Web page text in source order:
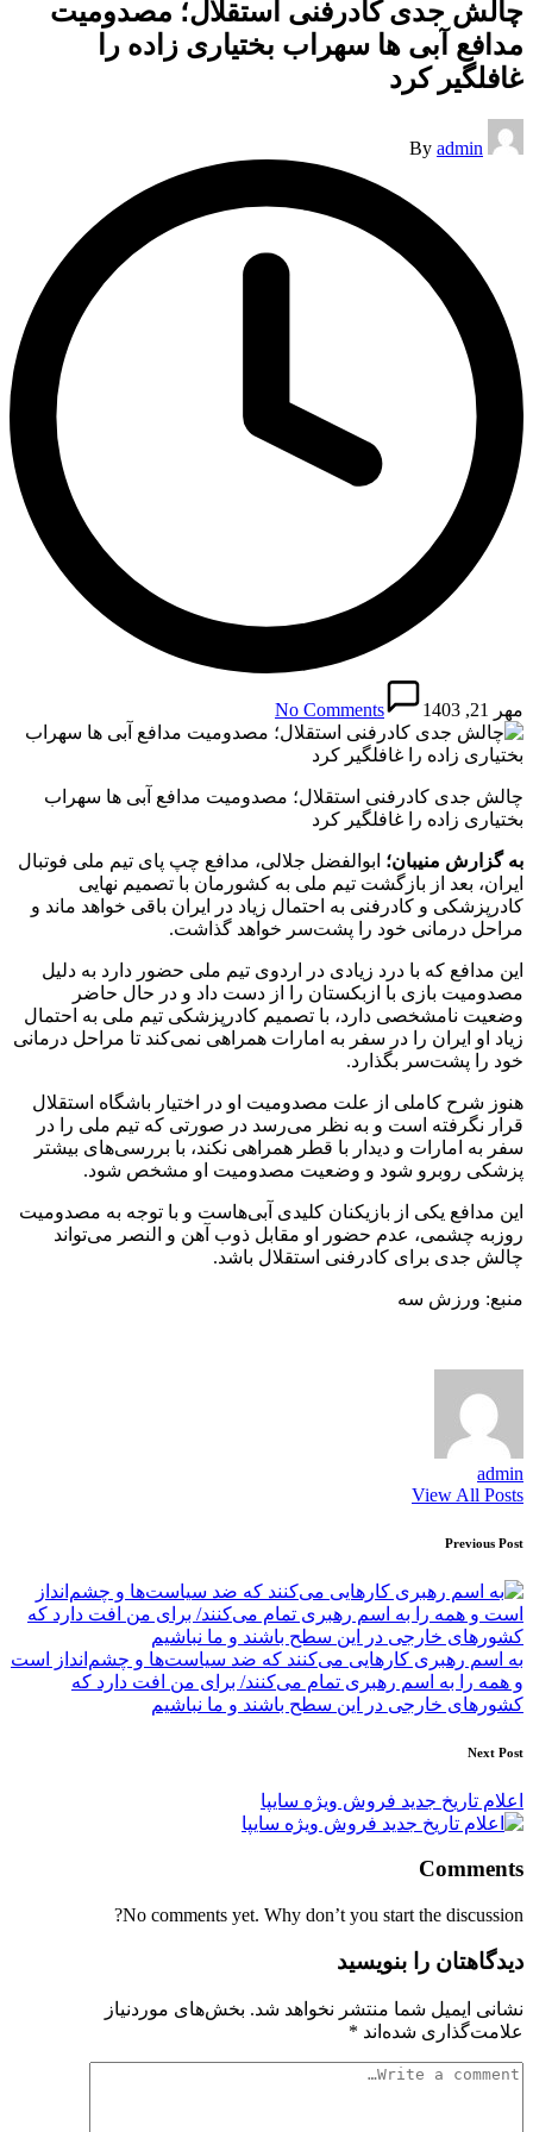
چالش جدی کادرفنی استقلال؛ مصدومیت
مدافع آبی ها سهراب بختیاری زاده را
غافلگیر کرد
Posted
by
By admin
مهر 21, 1403 No Comments
چالش جدی کادرفنی استقلال؛ مصدومیت مدافع آبی ها سهراب
بختیاری زاده را غافلگیر کرد
به گزارش منیبان؛ ابوالفضل جلالی، مدافع چپ پای تیم ملی فوتبال
ایران، بعد از بازگشت تیم ملی به کشورمان با تصمیم نهایی
کادرپزشکی و کادرفنی به احتمال زیاد در ایران باقی خواهد ماند و
مراحل درمانی خود را پشت‌سر خواهد گذاشت.
این مدافع که با درد زیادی در اردوی تیم ملی حضور دارد به دلیل
مصدومیت بازی با ازبکستان را از دست داد و در حال حاضر
وضعیت نامشخصی دارد، با تصمیم کادرپزشکی تیم ملی به احتمال
زیاد او ایران را در سفر به امارات همراهی نمی‌کند تا مراحل درمانی
خود را پشت‌سر بگذارد.
هنوز شرح کاملی از علت مصدومیت او در اختیار باشگاه استقلال
قرار نگرفته است و به نظر می‌رسد در صورتی که تیم ملی را در
سفر به امارات و دیدار با قطر همراهی نکند، با بررسی‌های بیشتر
پزشکی روبرو شود و وضعیت مصدومیت او مشخص شود.
این مدافع یکی از بازیکنان کلیدی آبی‌هاست و با توجه به مصدومیت
روزبه چشمی، عدم حضور او مقابل ذوب آهن و النصر می‌تواند
چالش جدی برای کادرفنی استقلال باشد.
منبع: ورزش سه
admin
View All Posts
Post
navigation
Previous Post
به اسم رهبری کارهایی می‌کنند که ضد سیاست‌ها و چشم‌انداز است
و همه را به اسم رهبری تمام می‌کنند/ برای من افت دارد که
کشورهای خارجی در این سطح باشند و ما نباشیم
Next Post
اعلام تاریخ جدید فروش ویژه سایپا
Comments
No comments yet. Why don’t you start the discussion?
دیدگاهتان را بنویسید
نشانی ایمیل شما منتشر نخواهد شد. بخش‌های موردنیاز
علامت‌گذاری شده‌اند *